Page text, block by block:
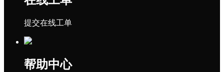
提交在线工单
帮助中心